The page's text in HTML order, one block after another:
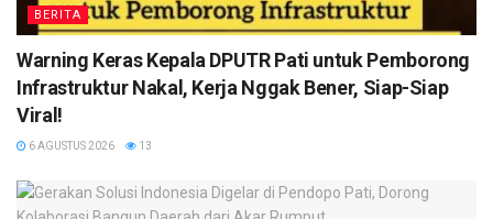
BERITA
Warning Keras Kepala DPUTR Pati untuk Pemborong
Infrastruktur Nakal, Kerja Nggak Bener, Siap-Siap
Viral!
6 AGUSTUS 2026 13